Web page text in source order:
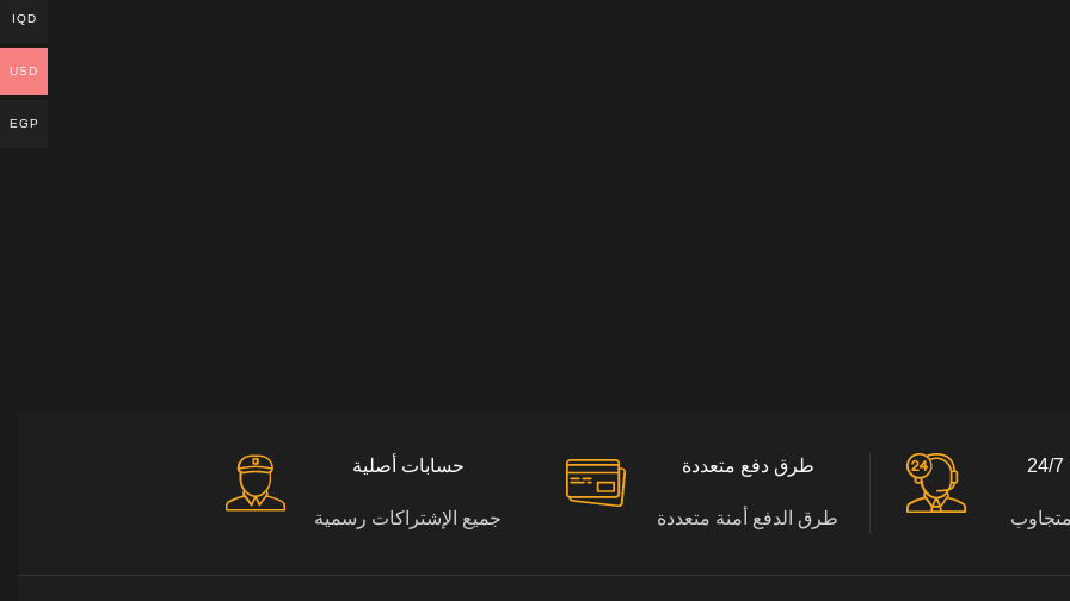
طرق دفع متعددة
طرق الدفع أمنة متعددة
حسابات أصلية
جميع الإشتراكات رسمية
IQD
USD
EGP